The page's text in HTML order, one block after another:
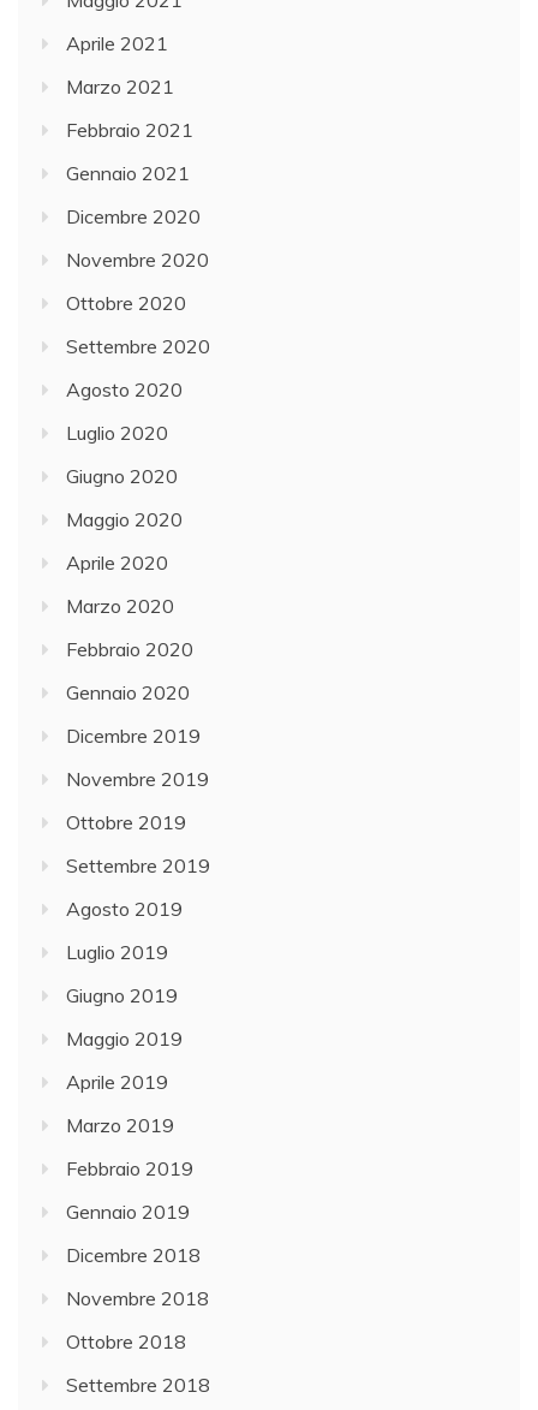
Aprile 2021
Marzo 2021
Febbraio 2021
Gennaio 2021
Dicembre 2020
Novembre 2020
Ottobre 2020
Settembre 2020
Agosto 2020
Luglio 2020
Giugno 2020
Maggio 2020
Aprile 2020
Marzo 2020
Febbraio 2020
Gennaio 2020
Dicembre 2019
Novembre 2019
Ottobre 2019
Settembre 2019
Agosto 2019
Luglio 2019
Giugno 2019
Maggio 2019
Aprile 2019
Marzo 2019
Febbraio 2019
Gennaio 2019
Dicembre 2018
Novembre 2018
Ottobre 2018
Settembre 2018